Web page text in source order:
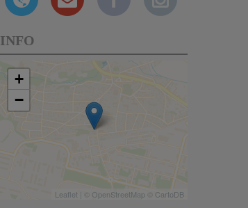
INFO
+
−
Leaflet | © OpenStreetMap © CartoDB